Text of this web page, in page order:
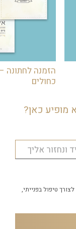
הזמנה לחתונה
כחולים
מופיע כאן?
טיפול בפנייתי,